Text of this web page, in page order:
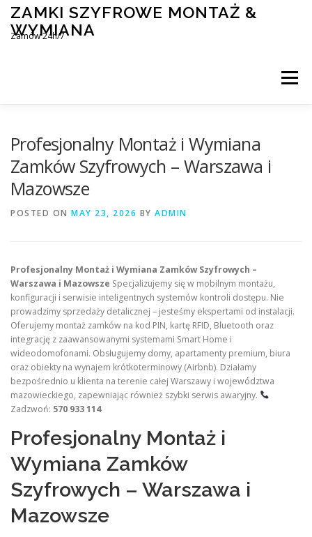
Skip
content
ZAMKI SZYFROWE MONTAŻ &
WYMIANA
Zamów 24h/7
Menu
BLOG
Profesjonalny Montaż i Wymiana
Zamków Szyfrowych – Warszawa i
Mazowsze
POSTED ON MAY 23, 2026 BY ADMIN
Profesjonalny Montaż i Wymiana Zamków Szyfrowych –
Warszawa i Mazowsze Specjalizujemy się w mobilnym montażu,
konfiguracji i serwisie inteligentnych systemów kontroli dostępu. Nie
prowadzimy sprzedaży detalicznej – jesteśmy ekspertami od instalacji.
Oferujemy montaż zamków na kod PIN, kartę RFID, Bluetooth oraz
integrację z zaawansowanymi systemami Smart Home i
wideodomofonami. Obsługujemy domy, apartamenty premium, biura
oraz obiekty na wynajem krótkoterminowy (Airbnb). Działamy
bezpośrednio u klienta na terenie całej Warszawy i województwa
mazowieckiego, zapewniając również szybki serwis awaryjny.
Zadzwoń: 570 933 114
Profesjonalny Montaż i
Wymiana Zamków
Szyfrowych – Warszawa i
Mazowsze